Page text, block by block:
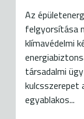
Az
felgyorsítása
klímavédelmi
társadalmi
kulcsszerepet
egyablakos...